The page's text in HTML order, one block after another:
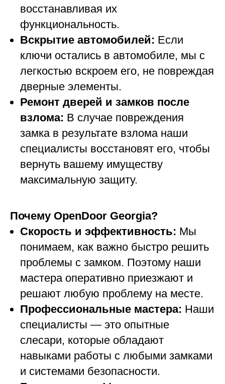
восстанавливая их
функциональность.
Вскрытие автомобилей: Если
ключи остались в автомобиле, мы с
легкостью вскроем его, не повреждая
дверные элементы.
Ремонт дверей и замков после
взлома: В случае повреждения
замка в результате взлома наши
специалисты восстановят его, чтобы
вернуть вашему имуществу
максимальную защиту.
Почему OpenDoor Georgia?
Скорость и эффективность: Мы
понимаем, как важно быстро решить
проблемы с замком. Поэтому наши
мастера оперативно приезжают и
решают любую проблему на месте.
Профессиональные мастера: Наши
специалисты — это опытные
слесари, которые обладают
навыками работы с любыми замками
и системами безопасности.